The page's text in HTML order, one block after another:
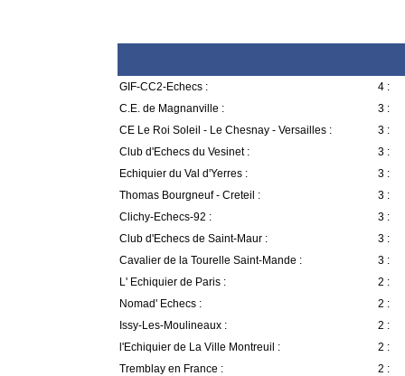
GIF-CC2-Echecs :
4 :
C.E. de Magnanville :
3 :
CE Le Roi Soleil - Le Chesnay - Versailles :
3 :
Club d'Echecs du Vesinet :
3 :
Echiquier du Val d'Yerres :
3 :
Thomas Bourgneuf - Creteil :
3 :
Clichy-Echecs-92 :
3 :
Club d'Echecs de Saint-Maur :
3 :
Cavalier de la Tourelle Saint-Mande :
3 :
L' Echiquier de Paris :
2 :
Nomad' Echecs :
2 :
Issy-Les-Moulineaux :
2 :
l'Echiquier de La Ville Montreuil :
2 :
Tremblay en France :
2 :